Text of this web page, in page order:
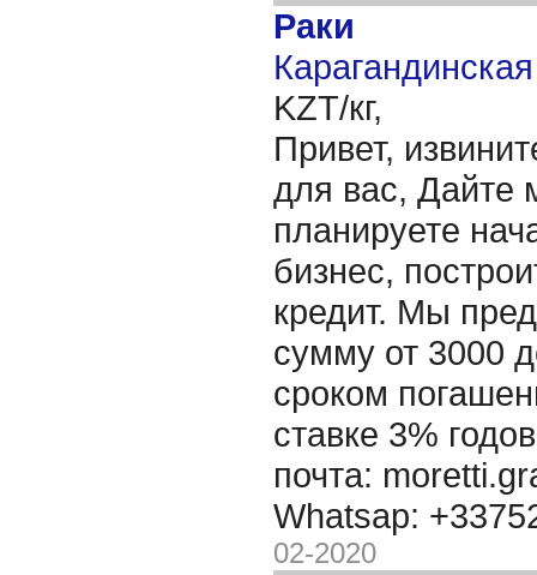
Раки
KZT/кг,
Привет,
для вас, Дайте
планируете
бизнес,
кредит. Мы
сумму от 3000
сроком
ставке 3%
почта:
Whatsap:
02-2020